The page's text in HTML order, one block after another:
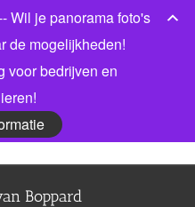
06 53913303 |
LinkedIn
Boppard
Wil je panorama foto's
de mogelijkheden!
voor bedrijven en